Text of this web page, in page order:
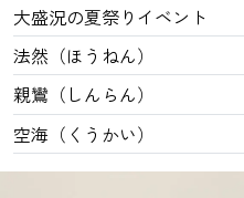
大盛況の夏祭りイベント
法然（ほうねん）
親鸞（しんらん）
空海（くうかい）